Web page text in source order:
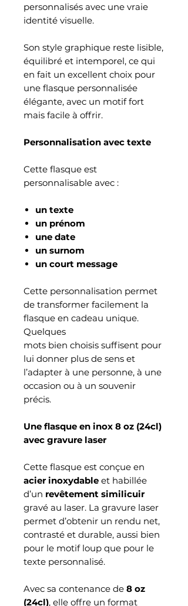
personnalisés avec une vraie
identité visuelle.
Son style graphique reste lisible,
équilibré et intemporel, ce qui
en fait un excellent choix pour
une flasque personnalisée
élégante, avec un motif fort
mais facile à offrir.
Personnalisation avec texte
Cette flasque est
personnalisable avec :
un texte
un prénom
une date
un surnom
un court message
Cette personnalisation permet
de transformer facilement la
flasque en cadeau unique.
Quelques
mots bien choisis suffisent pour
lui donner plus de sens et
l’adapter à une personne, à une
occasion ou à un souvenir
précis.
Une flasque en inox 8 oz (24cl)
avec gravure laser
Cette flasque est conçue en
acier inoxydable et habillée
d’un revêtement similicuir
gravé au laser. La gravure laser
permet d’obtenir un rendu net,
contrasté et durable, aussi bien
pour le motif loup que pour le
texte personnalisé.
Avec sa contenance de 8 oz
(24cl), elle offre un format